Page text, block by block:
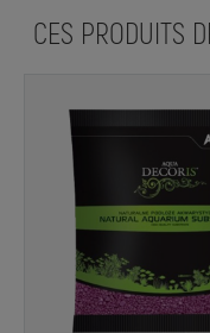
CES PRODUITS